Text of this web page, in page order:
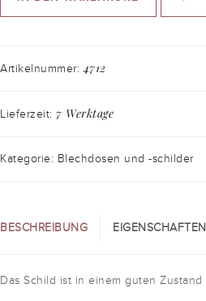
Artikelnummer:4712
Lieferzeit: 7 Werktage
Kategorie: Blechdosen und -schilder
BESCHREIBUNG EIGENSCHAFTEN
Das Schild ist in einem guten Zustand